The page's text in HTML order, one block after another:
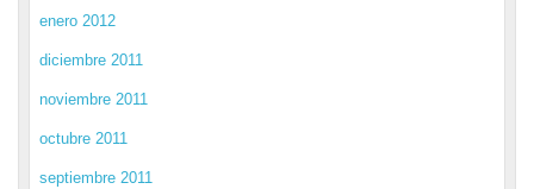
enero 2012
diciembre 2011
noviembre 2011
octubre 2011
septiembre 2011